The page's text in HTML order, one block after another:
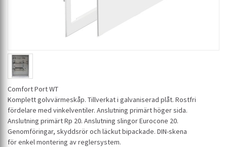
Comfort Port WT
Komplett golvvärmeskåp. Tillverkat i galvaniserad plåt. Rostfri
fördelare med vinkelventiler. Anslutning primärt höger sida.
Anslutning primärt Rp 20. Anslutning slingor Eurocone 20.
Genomföringar, skyddsrör och läckut bipackade. DIN-skena
för enkel montering av reglersystem.